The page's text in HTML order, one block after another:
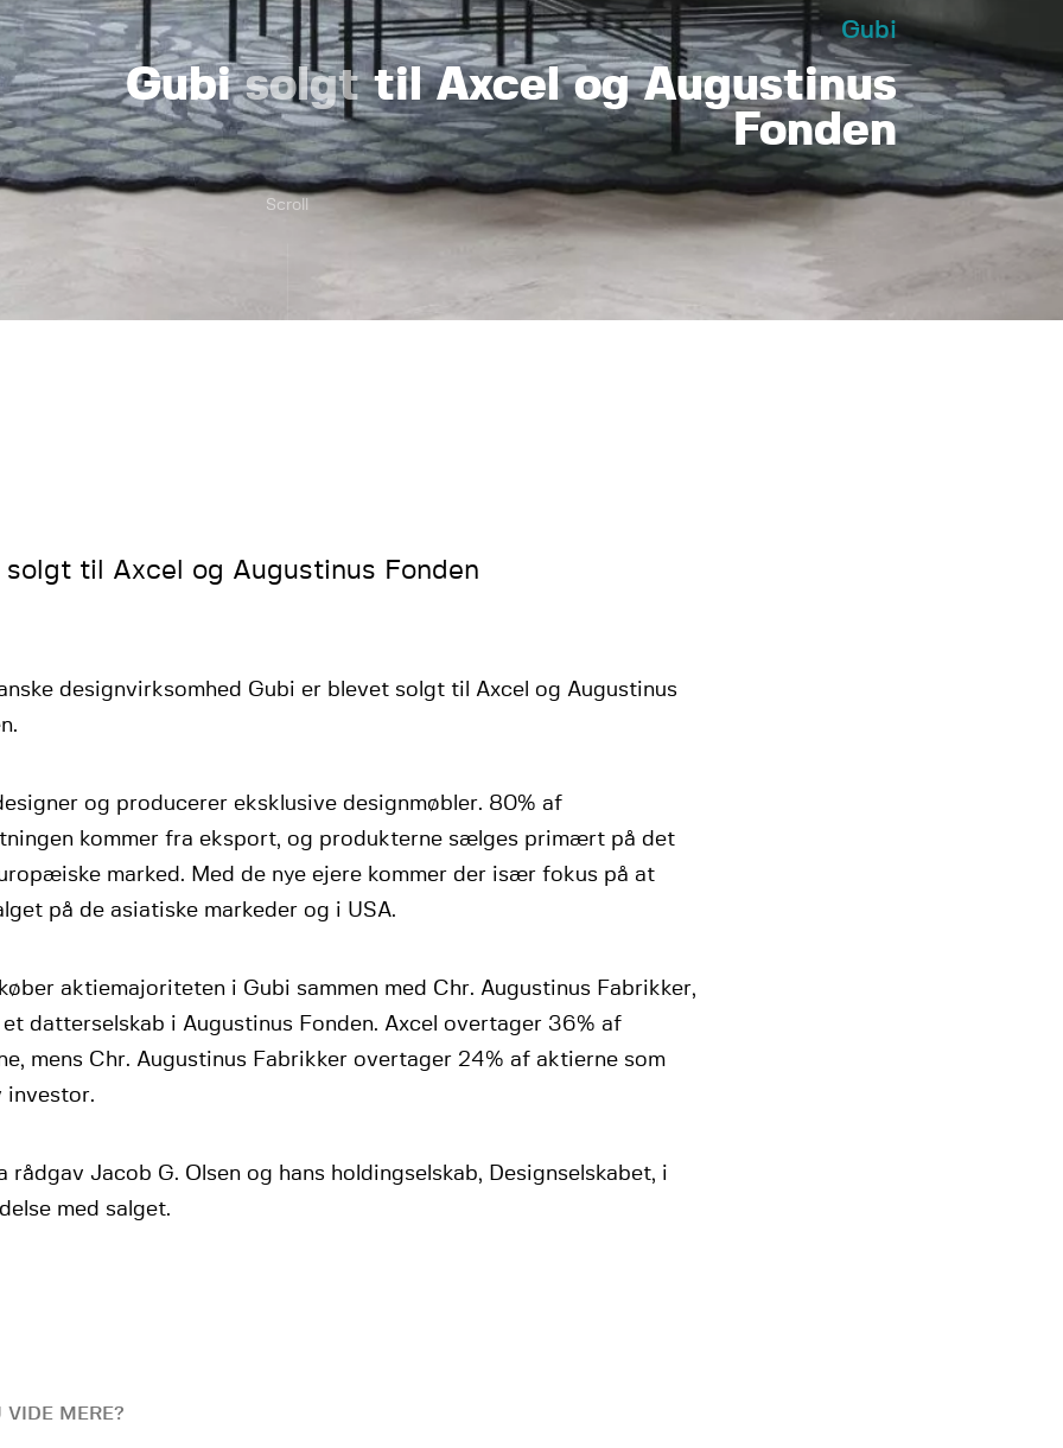
Gubi
Gubisolgttil Axcel og Augustinus
Fonden
Scroll
solgt til Axcel og Augustinus Fonden
designvirksomhed Gubi er blevet solgt til Axcel og Augustinus
og producerer eksklusive designmøbler. 80% af
kommer fra eksport, og produkterne sælges primært på det
marked. Med de nye ejere kommer der især fokus på at
på de asiatiske markeder og i USA.
aktiemajoriteten i Gubi sammen med Chr. Augustinus Fabrikker,
datterselskab i Augustinus Fonden. Axcel overtager 36% af
mens Chr. Augustinus Fabrikker overtager 24% af aktierne som
investor.
rådgav Jacob G. Olsen og hans holdingselskab, Designselskabet, i
med salget.
VIDE MERE?